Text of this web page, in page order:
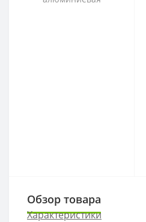
Обзор товара
Характеристики